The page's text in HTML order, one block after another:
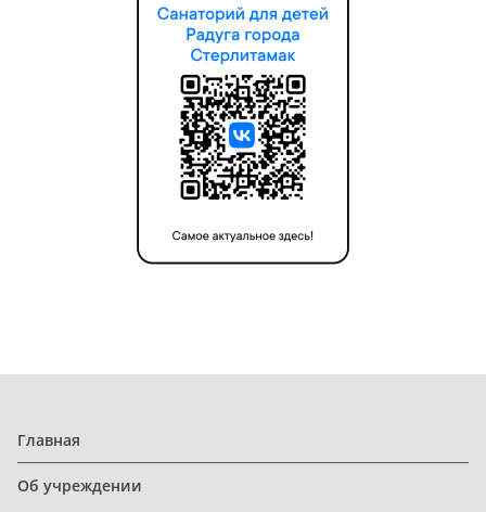
Главная
Об учреждении